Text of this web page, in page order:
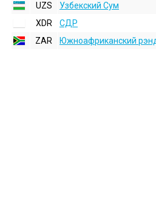
UZS
Узбекский Сум
XDR
СДР
ZAR
Южноафриканский